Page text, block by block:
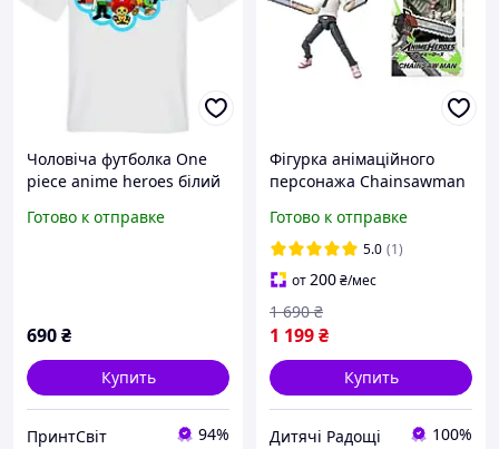
Чоловіча футболка One
piece anime heroes білий
Готово к отправке
690₴
Купить
ПринтСвіт 94%
Фігурка анімаційного
персонажа Chainsawman
Heroes
Готово к отправке
5.0 (1)
от200₴/мес
1 199₴
1 690 ₴
Купить
Дитячі Радощі 100%